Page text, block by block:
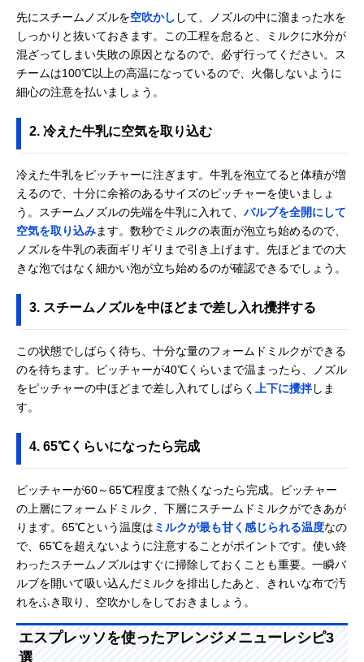
先にスチームノズルを空吹かし して、ノズルの中に溜まった水を
しっかりと抜いておきます。この工程を怠ると、ミルクに水分が
混ざってしまい失敗の原因となるので、必ず行ってください。ス
チームは100℃以上の高温になっているので、火傷しないように
細心の注意を払いましょう。
2. 冷えた牛乳に空気を取り込む
冷えた牛乳をピッチャーに注ぎます。牛乳を泡立てると体積が増
えるので、十分に余裕のあるサイズのピッチャーを使いましょ
う。スチームノズルの先端を牛乳に入れて、 バルブを全開にして
空気を取り込みます。数秒でミルクの表面が泡立ち始めるので、
ノズルを牛乳の表面ギリギリまで引き上げます。先ほどまでの大
きな泡ではなく細かい泡が立ち始めるのが確認できるでしょう。
3. スチームノズルを中ほどまで差し入れ攪拌する
この状態でしばらく待ち、十分な量のフォームドミルクができる
のを待ちます。ピッチャーが40℃くらいまで温まったら、ノズル
をピッチャーの中ほどまで差し入れてしばらく
上下に攪拌しま
す。
4. 65℃くらいになったら完成
ピッチャーが60～65℃程度まで熱くなったら完成。ピッチャー
の上層にフォームドミルク、下層にスチームドミルクができあが
ります。65℃という温度は ミルクが最も甘く感じられる温度なの
で、65℃を超えないように注意することがポイントです。使い終
わったスチームノズルはすぐに掃除しておくことも重要。一瞬バ
ルブを開いて吸い込んだミルクを排出したあと、きれいな布で汚
れをふき取り、空吹かしをしておきましょう。
エスプレッソを使ったアレンジメニューレシピ3
選